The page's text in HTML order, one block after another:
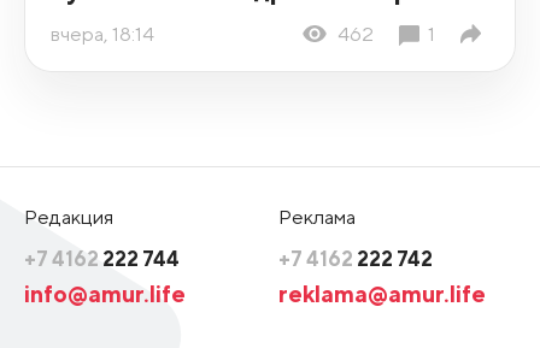
вчера, 18:14 462 1
Редакция
+7 4162 222 744
info@amur.life
Реклама
+7 4162 222 742
reklama@amur.life